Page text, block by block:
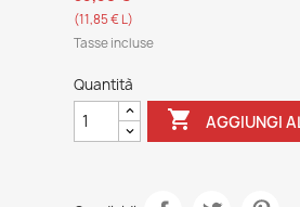
(11,85 € L)
Tasse incluse
Quantità
 AGGIUNGI